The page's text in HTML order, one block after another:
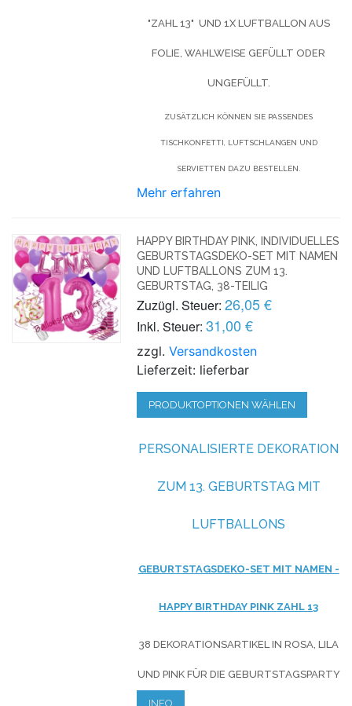
"ZAHL 13" UND 1X LUFTBALLON AUS
FOLIE, WAHLWEISE GEFÜLLT ODER
UNGEFÜLLT.
ZUSÄTZLICH KÖNNEN SIE PASSENDES
TISCHKONFETTI, LUFTSCHLANGEN UND
SERVIETTEN DAZU BESTELLEN.
Mehr erfahren
HAPPY BIRTHDAY PINK, INDIVIDUELLES
GEBURTSTAGSDEKO-SET MIT NAMEN
UND LUFTBALLONS ZUM 13.
GEBURTSTAG, 38-TEILIG
Zuzügl. Steuer: 26,05 €
Inkl. Steuer: 31,00 €
zzgl.Versandkosten
Lieferzeit: lieferbar
PRODUKTOPTIONEN WÄHLEN
PERSONALISIERTE DEKORATION
ZUM 13. GEBURTSTAG MIT
LUFTBALLONS
GEBURTSTAGSDEKO-SET MIT NAMEN -
HAPPY BIRTHDAY PINK ZAHL 13
38 DEKORATIONSARTIKEL IN ROSA, LILA
UND PINK FÜR DIE GEBURTSTAGSPARTY
INFO